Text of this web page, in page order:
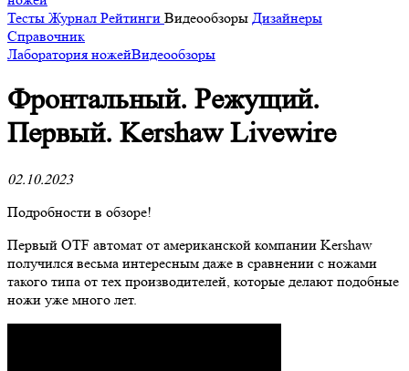
Тесты Журнал Рейтинги Видеообзоры Дизайнеры
Справочник
Лаборатория ножейВидеообзоры
Фронтальный. Режущий.
Первый. Kershaw Livewire
02.10.2023
Подробности в обзоре!
Первый OTF автомат от американской компании Kershaw
получился весьма интересным даже в сравнении с ножами
такого типа от тех производителей, которые делают подобные
ножи уже много лет.